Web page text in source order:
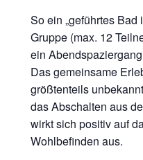
So ein „geführtes Bad
Gruppe (max. 12
ein
Das gemeinsame
größtenteils
das Abschalten aus
wirkt sich positiv auf
Wohlbefinden aus.